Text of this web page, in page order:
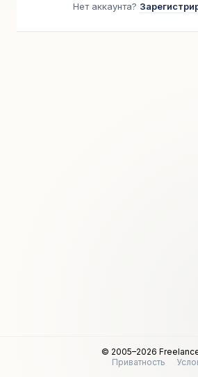
Нет аккаунта?
© 2005–2026
Приватность